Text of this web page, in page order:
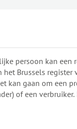
persoon kan een
Brussels register
kan gaan om een
of een verbruiker.